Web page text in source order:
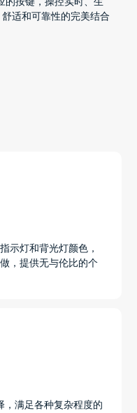
适和可靠性的完美结合
示灯和背光灯颜色，
，提供无与伦比的个
，满足各种复杂程度的